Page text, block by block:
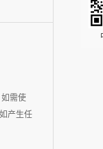
需使
产生任